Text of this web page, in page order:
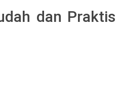
dan Praktis